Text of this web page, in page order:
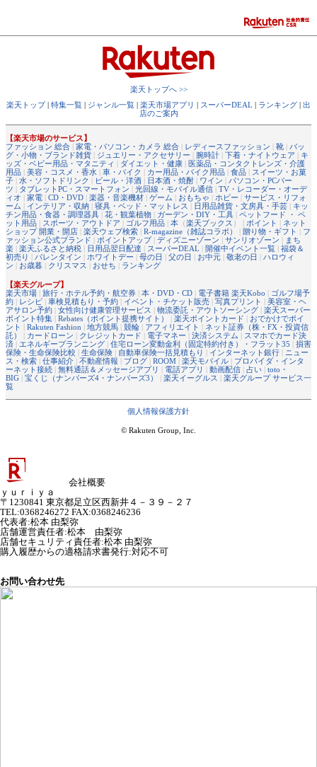
楽天トップへ >>
楽天トップ| 特集一覧 | ジャンル一覧 | 楽天市場アプリ | スーパーDEAL | ランキング | 出
店のご案内
【楽天市場のサービス】
ファッション 総合 | 家電・パソコン・カメラ 総合 | レディースファッション | 靴 | バッ
グ・小物・ブランド雑貨 | ジュエリー・アクセサリー | 腕時計 | 下着・ナイトウェア | キ
ッズ・ベビー用品・マタニティ | ダイエット・健康 | 医薬品・コンタクトレンズ・介護
用品 | 美容・コスメ・香水 | 車・バイク | カー用品・バイク用品 | 食品 | スイーツ・お菓
子 | 水・ソフトドリンク | ビール・洋酒 | 日本酒・焼酎 | ワイン | パソコン・PCパー
ツ | タブレットPC・スマートフォン | 光回線・モバイル通信 | TV・レコーダー・オーデ
ィオ | 家電 | CD・DVD | 楽器・音楽機材 | ゲーム | おもちゃ | ホビー | サービス・リフォ
ーム | インテリア・収納 | 寝具・ベッド・マットレス | 日用品雑貨・文房具・手芸 | キッ
チン用品・食器・調理器具 | 花・観葉植物 | ガーデン・DIY・工具 | ペットフード ・ ペ
ット用品 | スポーツ・アウトドア | ゴルフ用品 | 本 （楽天ブックス ） | ポイント | ネット
ショップ 開業・開店 | 楽天ウェブ検索 | R-magazine（雑誌コラボ） | 贈り物・ギフト | フ
ァッション公式ブランド | ポイントアップ| ディズニーゾーン | サンリオゾーン | まち
楽 | 楽天ふるさと納税 | 日用品翌日配達 | スーパーDEAL | 開催中イベント一覧 | 福袋＆
初売り | バレンタイン | ホワイトデー | 母の日 | 父の日 | お中元 | 敬老の日 | ハロウィ
ン | お歳暮 | クリスマス | おせち | ランキング
【楽天グループ】
楽天市場 | 旅行・ホテル予約・航空券 | 本・DVD・CD | 電子書籍 楽天Kobo | ゴルフ場予
約 | レシピ | 車検見積もり・予約 | イベント・チケット販売 | 写真プリント | 美容室・ヘ
アサロン予約 | 女性向け健康管理サービス | 物流委託・アウトソーシング | 楽天スーパー
ポイント特集 | Rebates（ポイント提携サイト） | 楽天ポイントカード | おでかけでポイ
ント | Rakuten Fashion | 地方競馬 | 競輪 | アフィリエイト | ネット証券（株・FX・投資信
託）
| カードローン | クレジットカード | 電子マネー | 決済システム | スマホでカード決
済 | エネルギープランニング | 住宅ローン変動金利（固定特約付き）・フラット35 | 損害
保険・生命保険比較 | 生命保険 | 自動車保険一括見積もり | インターネット銀行 | ニュー
ス・検索 | 仕事紹介 | 不動産情報 | ブログ | ROOM | 楽天モバイル | プロバイダ・インタ
ーネット接続 | 無料通話＆メッセージアプリ | 電話アプリ | 動画配信 | 占い | toto・
BIG | 宝くじ（ナンバーズ4・ナンバーズ3） | 楽天イーグルス | 楽天グループ サービス一
覧
個人情報保護方針
© Rakuten Group, Inc.
会社概要
ｙｕｒｉｙａ
〒1230841 東京都足立区西新井４－３９－２７
TEL:0368246272 FAX:0368246236
代表者:松本 由梨弥
店舗運営責任者:松本 由梨弥
店舗セキュリティ責任者:松本 由梨弥
購入履歴からの適格請求書発行:対応不可
お問い合わせ先